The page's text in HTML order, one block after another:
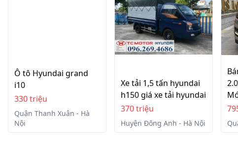
Ô tô Hyundai grand
i10
330 triệu
Quận Thanh Xuân - Hà
Nội
Xe tải 1,5 tấn hyundai
h150 giá xe tải hyundai
370 triệu
Huyện Đông Anh - Hà Nội